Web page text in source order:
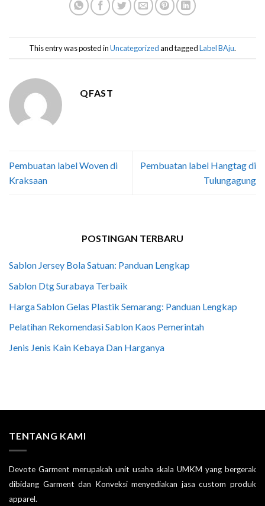
This entry was posted inUncategorizedand taggedLabel BAju.
QFAST
Pembuatan label Woven di
Kraksaan
Pembuatan label Hangtag di
Tulungagung
POSTINGAN TERBARU
Sablon Jersey Bola Satuan: Panduan Lengkap
Sablon Dtg Surabaya Terbaik
Harga Sablon Gelas Plastik Semarang: Panduan Lengkap
Pelatihan Rekomendasi Sablon Kaos Pemerintah
Jenis Jenis Kain Kebaya Dan Harganya
TENTANG KAMI
Devote Garment merupakah unit usaha skala UMKM yang bergerak
dibidang Garment dan Konveksi menyediakan jasa custom produk
apparel.